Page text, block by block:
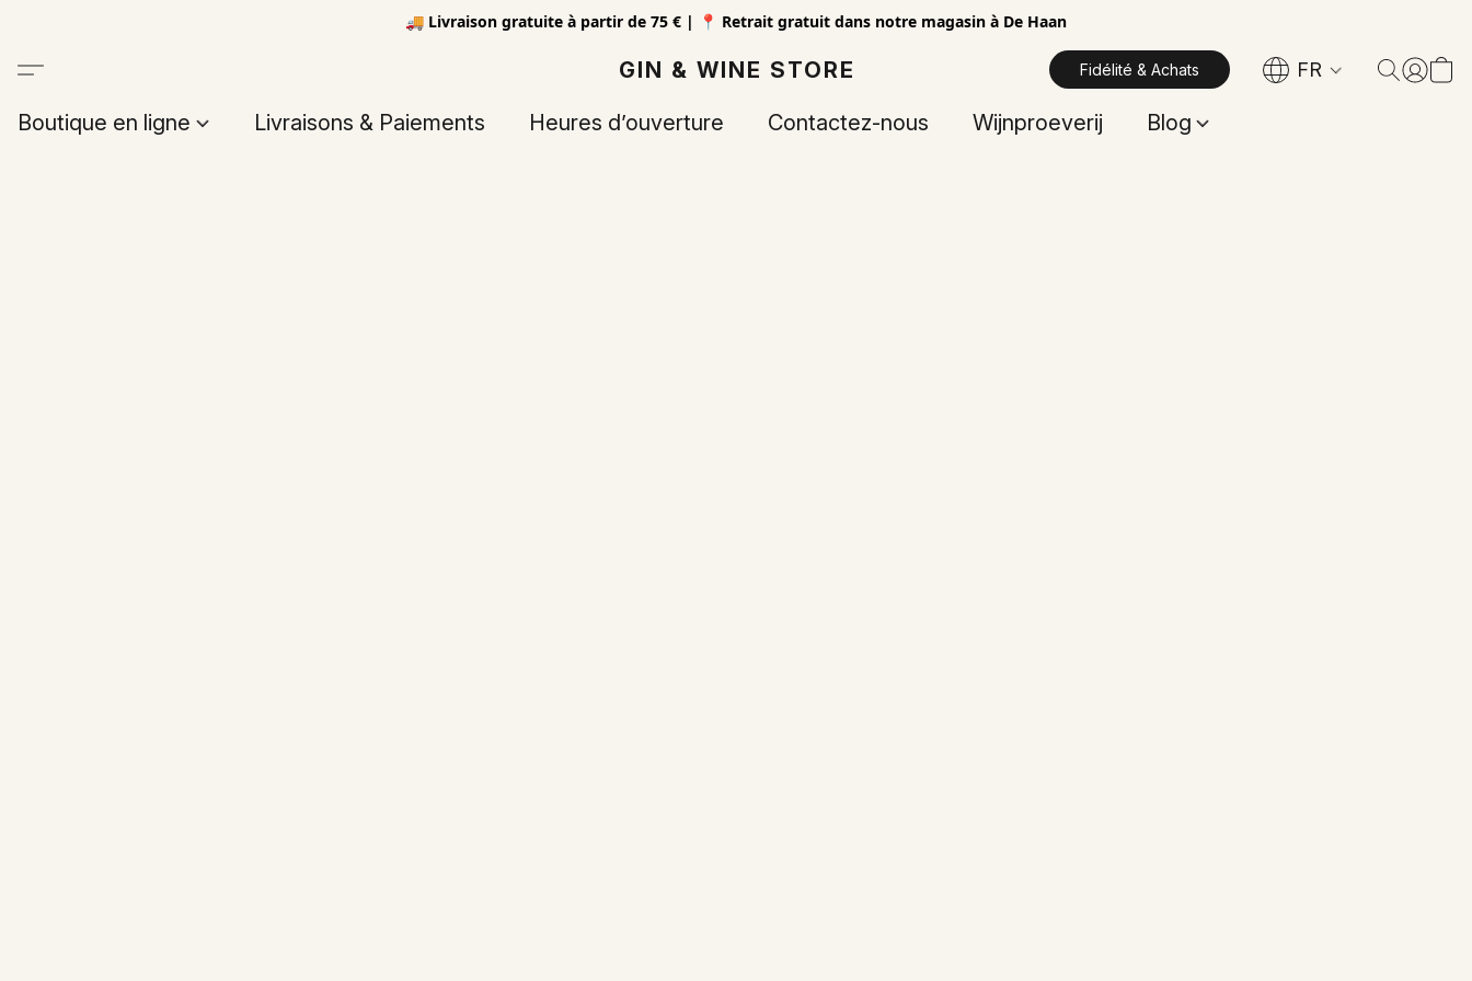
🚚 Livraison gratuite à partir de 75 € | 📍 Retrait gratuit dans notre magasin à De Haan
GIN & WINE STORE Fidélité & Achats FR
Boutique en ligne Livraisons & Paiements Heures d’ouverture Contactez-nous Wijnproeverij Blog